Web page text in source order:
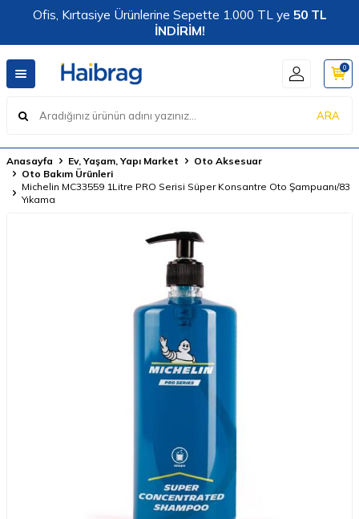
Ofis, Kırtasiye Ürünlerine Sepette 1.000 TL ye 50 TL
İNDİRİM!
ARA
0
Anasayfa Ev, Yaşam, Yapı Market
Oto Aksesuar
Oto Bakım Ürünleri
Michelin MC33559 1Litre PRO Serisi Süper Konsantre Oto Şampuanı/83
Yıkama